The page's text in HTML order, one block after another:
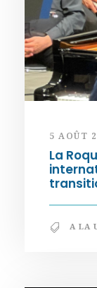
5 AOÛT
La
A LA